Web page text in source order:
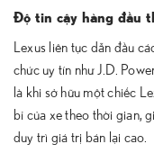
Độ tin cậy hàng đầu
Lexus liên tục dẫn đầu
chức uy tín như J.D.
là khi sở hữu một chiếc
bỉ của xe theo thời gian,
duy trì giá trị bán lại cao.